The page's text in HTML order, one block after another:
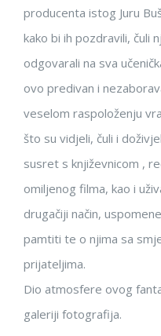
producenta istog Juru
kako bi ih pozdravili, čuli
odgovarali na sva
ovo predivan i
veselom raspoloženju
što su vidjeli, čuli i
susret s književnicom ,
omiljenog filma, kao i
drugačiji način,
pamtiti te o njima sa
prijateljima.
Dio atmosfere ovog
galeriji fotografija.